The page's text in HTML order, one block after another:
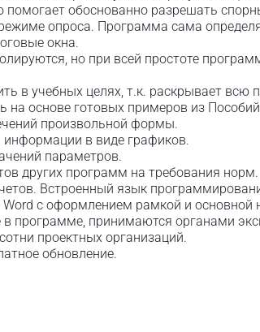
помогает обоснованно разрешать
опроса. Программа сама
окна.
но при всей простоте
в учебных целях, т.к. раскрывает всю
на основе готовых примеров из
произвольной формы.
в виде графиков.
параметров.
других программ на требования норм.
Встроенный язык
с оформлением рамкой и основной
в программе, принимаются органами
проектных организаций.
обновление.